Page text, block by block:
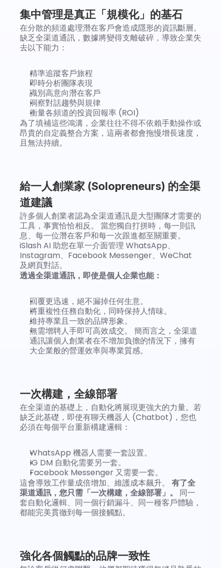
集中管理是真正「規模化」的基石
在分散的頻道處理潛在客戶會造成隱形的資訊斷層。
缺乏全渠道通訊，數據將變得支離破碎，導致企業失
去以下能力：
精準追蹤客戶旅程
即時分析團隊表現
識別高意向潛在客戶
洞察對話趨勢與規律
衡量各頻道的投資回報率 (ROI)
為了填補這些鴻溝，企業往往不得不依賴手動操作或
昂貴的自定義整合方案，這兩者都會拖慢增長速度，
且無法持續。
給一人創業家 (Solopreneurs) 的全渠
道建議
許多個人創業者認為全渠道通訊是大型團隊才需要的
工具，事實恰恰相反。 當您獨自打拼時，每一則訊
息、每一位潛在客戶和每一次跟進都至關重要。
iSlash AI 助您在單一介面管理 WhatsApp、
Instagram、Facebook Messenger、WeChat
及網頁對話。
透過全渠道通訊，即使是個人企業也能：
回覆更迅速，絕不漏掉任何生意。
將重複性任務自動化，同時保持人情味。
維持專業且一致的品牌形象。
無需增聘人手即可高效成交。 簡而言之，全渠道
通訊讓個人創業者在不增加負擔的情況下，擁有
大企業般的營運效率與專業質感。
一次構建，全線部署
在全渠道的基礎上，自動化將展現更強大的力量。若
缺乏此基礎，即使有聊天機器人 (Chatbot)，您也
必須在每個平台重新構建邏輯：
WhatsApp 機器人需要一套設置。
IG DM 自動化需要另一套。
Facebook Messenger 又需要一套。
這會導致工作量成倍增加、維護成本飆升。 有了全
渠道通訊，您只需「一次構建，全線部署」。
同一
套自動化邏輯、同一個行銷漏斗、同一種客戶體驗，
都能完美貫徹到每一個接觸點。
強化各個觸點的品牌一致性